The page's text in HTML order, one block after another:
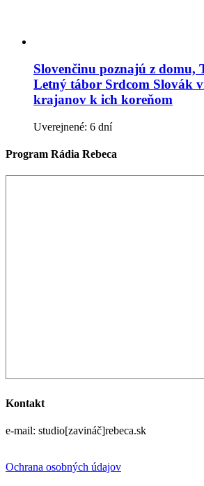
Slovenčinu poznajú z domu,
Letný tábor Srdcom Slovák
krajanov k ich koreňom
Uverejnené: 6 dní
Program Rádia Rebeca
Kontakt
e-mail: studio[zavináč]rebeca.sk
Ochrana osobných údajov